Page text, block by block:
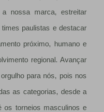
nossa marca, estreitar
paulistas e destacar
próximo, humano e
regional. Avançar
para nós, pois nos
as categorias, desde a
os torneios masculinos e